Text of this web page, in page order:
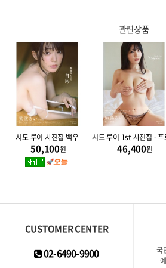
관련상품
시도 루이 사진집 백우
50,100원
시도 루이 1st 사진집 -
46,400원
CUSTOMER CENTER
02-6490-9900 국